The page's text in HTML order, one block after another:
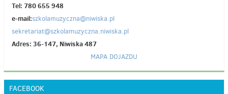
Tel: 780 655 948
e-mail:szkolamuzyczna@niwiska.pl
sekretariat@szkolamuzyczna.niwiska.pl
Adres: 36-147, Niwiska 487
MAPA DOJAZDU
FACEBOOK